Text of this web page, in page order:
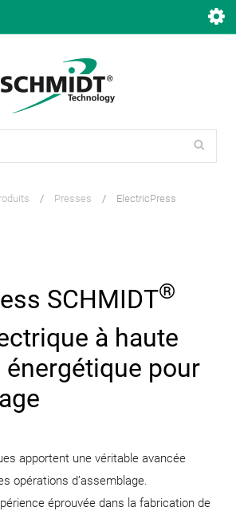
/ Presses / ElectricPress
SCHMIDT®
à haute
pour
apportent une véritable avancée
opérations d’assemblage.
éprouvée dans la fabrication de